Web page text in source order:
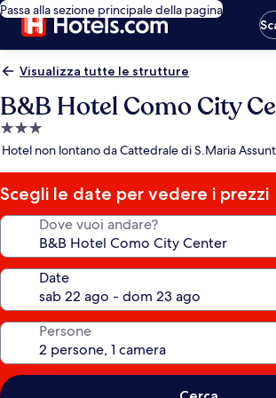
Passa alla sezione principale della pagina
Visualizza tutte le strutture
B&B Hotel Como City
Struttura
a
stelle
Hotel non lontano da Cattedrale di S.Maria
Scegli le date per vedere i prezzi
Dove vuoi andare?
Date
Persone